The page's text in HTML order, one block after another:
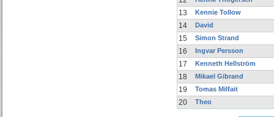
13 Kennie Tollow
14 David
15 Simon Strand
16 Ingvar Persson
17 Kenneth Hellström
18 Mikael Gibrand
19 Tomas Milfait
20 Theo